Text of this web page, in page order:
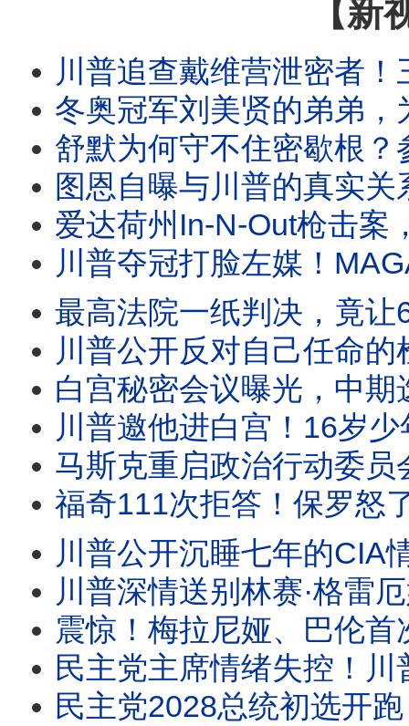
【新
川普追查戴维营泄密者！三种说法互相矛盾？白宫突然换路，
冬奥冠军刘美贤的弟弟，为何突然称霸加州女子体育？川普演讲救孩子，一个
舒默为何守不住密歇根？参议员初选进步派爆冷胜出，揭开民主党真正
图恩自曝与川普的真实关系。布兰奇确认闯过第一关。
爱达荷州In-N-Out枪击案，一位普通人却迎著枪声冲了过去，救了更多人
川普夺冠打脸左媒！MAGA反叛者大集结。卡维尔警告
最高法院一纸判决，竟让6万人冲向西班牙？一则谣言、一份判决、
川普公开反对自己任命的检察官！倒影池案突然反转？哈里斯首次释
白宫秘密会议曝光，中期选举策略转向？川普借西班牙移民危机喊话“
川普邀他进白宫！16岁少年巨浪中死死抓住10岁男孩，两分
马斯克重启政治行动委员会，巨资支持川普中期选举。司法部长提名受
福奇111次拒答！保罗怒了：下周投票藐视国会。佛州启动调查，拜登赦免令
川普公开沉睡七年的CIA情报！福克斯追查联邦记录，竟拼出一幅惊
川普深情送别林赛·格雷厄姆！莱温斯基为何公开感谢他？一篇悼文引爆舆
震惊！梅拉尼娅、巴伦首次成伊朗暗S目标。川普与图恩公开交锋
民主党主席情绪失控！川普为何猛攻CNN记者？真正
民主党2028总统初选开跑？南卡取代爱荷华成第一站，哈里斯、纽森提前布